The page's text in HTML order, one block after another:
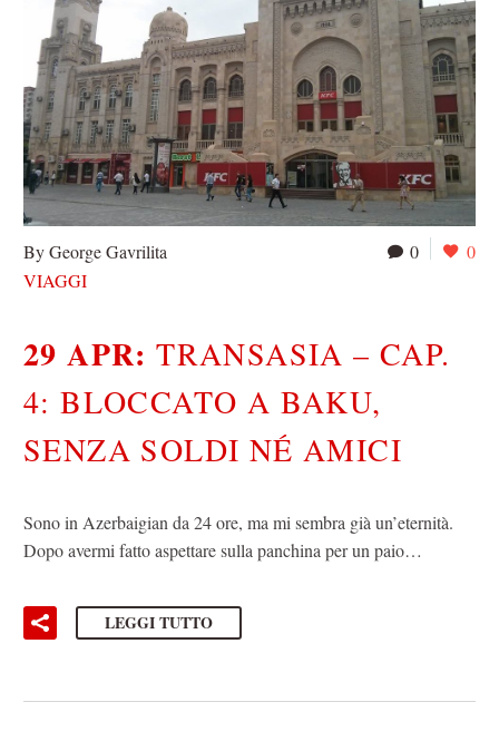
0 0
By George Gavrilita
VIAGGI
29 APR:TRANSASIA – CAP.
4: BLOCCATO A BAKU,
SENZA SOLDI NÉ AMICI
Sono in Azerbaigian da 24 ore, ma mi sembra già un’eternità.
Dopo avermi fatto aspettare sulla panchina per un paio…
LEGGI TUTTO